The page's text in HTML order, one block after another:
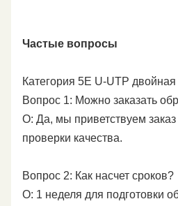
Частые вопросы
Категория 5E U-UTP двойная
Вопрос 1: Можно заказать
О: Да, мы приветствуем
проверки качества.
Вопрос 2: Как насчет сроков?
О: 1 неделя для подготовки